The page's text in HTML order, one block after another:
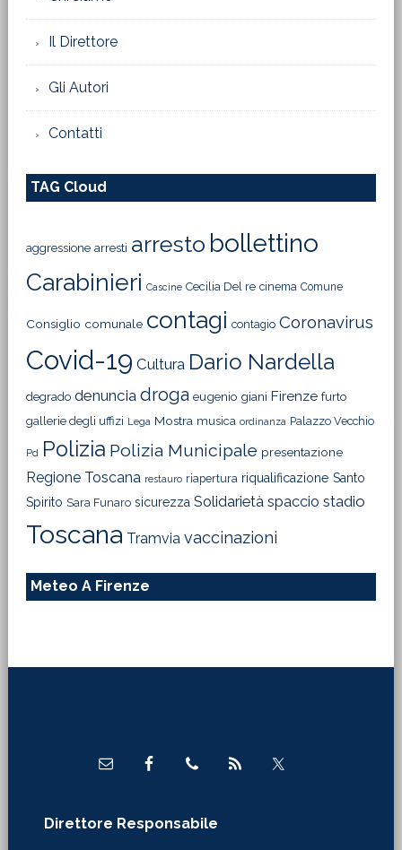
Il Direttore
Gli Autori
Contatti
TAG Cloud
aggressione arresti arresto bollettino
Carabinieri Cascine Cecilia Del re cinema Comune
Consiglio comunale contagi contagio Coronavirus
Covid-19 Cultura Dario Nardella
degrado denuncia droga eugenio giani Firenze furto
gallerie degli uffizi Lega Mostra musica ordinanza Palazzo Vecchio
Pd Polizia Polizia Municipale presentazione
Regione Toscana restauro riapertura riqualificazione Santo
Spirito Sara Funaro sicurezza Solidarietà spaccio stadio
Toscana Tramvia vaccinazioni
Meteo A Firenze
Direttore Responsabile